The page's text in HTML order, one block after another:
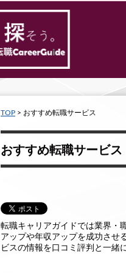
TOP > おすすめ転職サービス
おすすめ転職サービス
転職キャリアガイドでは業界・
アップや年収アップを成功させ
ビスの情報を口コミ評判と一緒